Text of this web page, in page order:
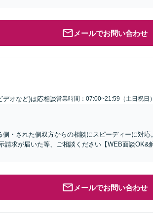
メールでお問い合わせ
デオなど)は応相談営業時間：07:00~21:59（土日祝日）
・された側双方からの相談にスピーディーに対応
求が届いた等、ご相談ください【WEB面談OK&
メールでお問い合わせ